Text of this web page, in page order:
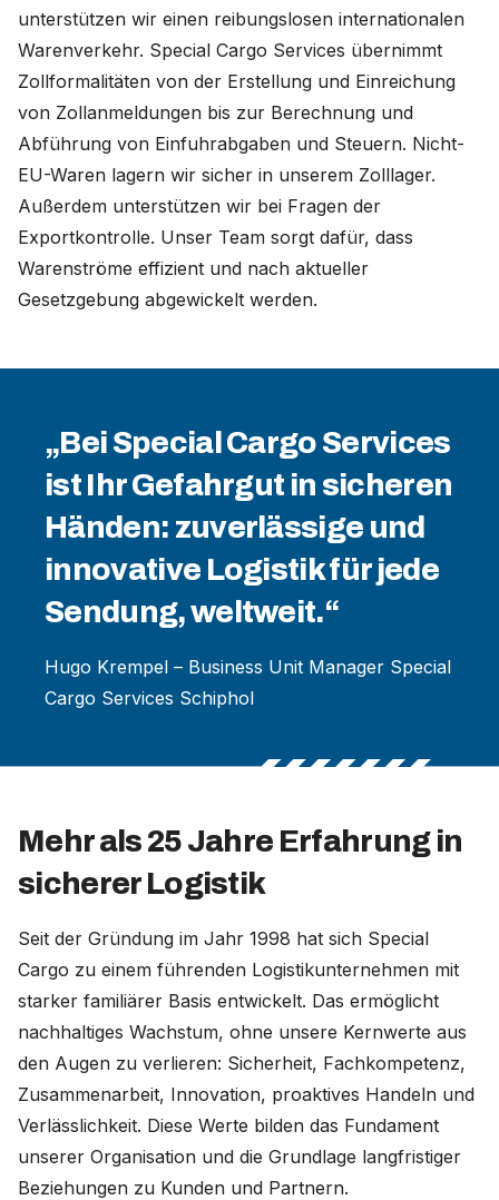
unterstützen wir einen reibungslosen internationalen
Warenverkehr. Special Cargo Services übernimmt
Zollformalitäten von der Erstellung und Einreichung
von Zollanmeldungen bis zur Berechnung und
Abführung von Einfuhrabgaben und Steuern. Nicht-
EU-Waren lagern wir sicher in unserem Zolllager.
Außerdem unterstützen wir bei Fragen der
Exportkontrolle. Unser Team sorgt dafür, dass
Warenströme effizient und nach aktueller
Gesetzgebung abgewickelt werden.
„Bei Special Cargo Services
ist Ihr Gefahrgut in sicheren
Händen: zuverlässige und
innovative Logistik für jede
Sendung, weltweit.“
Hugo Krempel – Business Unit Manager Special
Cargo Services Schiphol
Mehr als 25 Jahre Erfahrung in
sicherer Logistik
Seit der Gründung im Jahr 1998 hat sich Special
Cargo zu einem führenden Logistikunternehmen mit
starker familiärer Basis entwickelt. Das ermöglicht
nachhaltiges Wachstum, ohne unsere Kernwerte aus
den Augen zu verlieren: Sicherheit, Fachkompetenz,
Zusammenarbeit, Innovation, proaktives Handeln und
Verlässlichkeit. Diese Werte bilden das Fundament
unserer Organisation und die Grundlage langfristiger
Beziehungen zu Kunden und Partnern.